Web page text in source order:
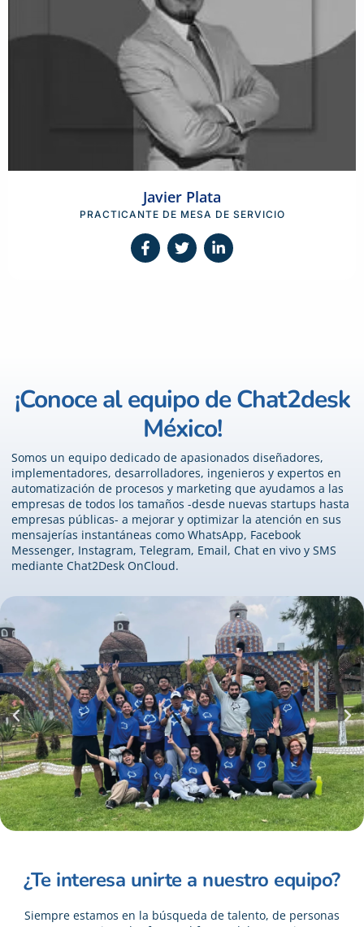
Javier Plata
PRACTICANTE DE MESA DE SERVICIO
¡Conoce al equipo de Chat2desk
México!
Somos un equipo dedicado de apasionados diseñadores,
implementadores, desarrolladores, ingenieros y expertos en
automatización de procesos y marketing que ayudamos a las
empresas de todos los tamaños -desde nuevas startups hasta
empresas públicas- a mejorar y optimizar la atención en sus
mensajerías instantáneas como WhatsApp, Facebook
Messenger, Instagram, Telegram, Email, Chat en vivo y SMS
mediante Chat2Desk OnCloud.
¿Te interesa unirte a nuestro equipo?
Siempre estamos en la búsqueda de talento, de personas